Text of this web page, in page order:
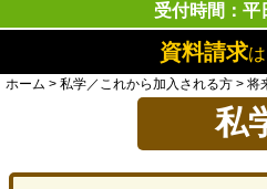
受付時間：平
資料請求
ホーム 私学／これから加入される方 将
私